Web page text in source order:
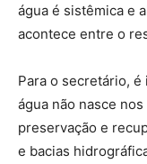
água é sistêmica e
acontece entre o
Para o secretário,
água não nasce
preservação e
e bacias